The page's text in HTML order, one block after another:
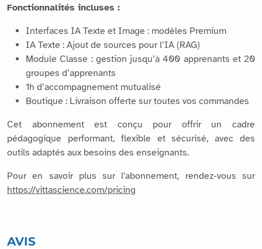
Fonctionnalités incluses :
Interfaces IA Texte et Image : modèles Premium
IA Texte : Ajout de sources pour l’IA (RAG)
Module Classe : gestion jusqu’à 400 apprenants et 20
groupes d’apprenants
1h d’accompagnement mutualisé
Boutique : Livraison offerte sur toutes vos commandes
Cet abonnement est conçu pour offrir un cadre
pédagogique performant, flexible et sécurisé, avec des
outils adaptés aux besoins des enseignants.
Pour en savoir plus sur l'abonnement, rendez-vous sur
https://vittascience.com/pricing
AVIS